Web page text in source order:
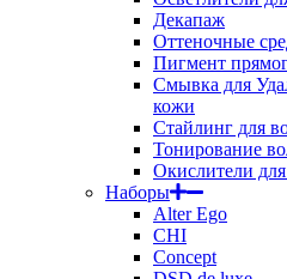
Декапаж
Оттеночные
Пигмент
Смывка для
кожи
Стайлинг для
Тонирование
Окислители
Наборы
Alter Ego
CHI
Concept